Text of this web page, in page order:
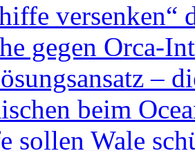
versenken“
gegen Orca-
–
beim
sollen Wale